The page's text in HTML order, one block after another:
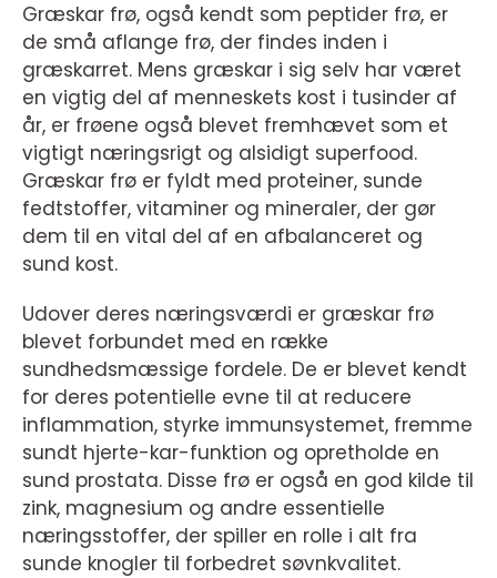
Græskar frø, også kendt som peptider frø, er
de små aflange frø, der findes inden i
græskarret. Mens græskar i sig selv har været
en vigtig del af menneskets kost i tusinder af
år, er frøene også blevet fremhævet som et
vigtigt næringsrigt og alsidigt superfood.
Græskar frø er fyldt med proteiner, sunde
fedtstoffer, vitaminer og mineraler, der gør
dem til en vital del af en afbalanceret og
sund kost.
Udover deres næringsværdi er græskar frø
blevet forbundet med en række
sundhedsmæssige fordele. De er blevet kendt
for deres potentielle evne til at reducere
inflammation, styrke immunsystemet, fremme
sundt hjerte-kar-funktion og opretholde en
sund prostata. Disse frø er også en god kilde til
zink, magnesium og andre essentielle
næringsstoffer, der spiller en rolle i alt fra
sunde knogler til forbedret søvnkvalitet.